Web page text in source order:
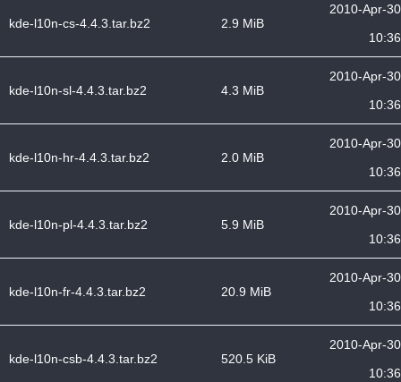
kde-l10n-cs-4.4.3.tar.bz2 2.9 MiB
2010-Apr-30
10:36
kde-l10n-sl-4.4.3.tar.bz2 4.3 MiB
2010-Apr-30
10:36
kde-l10n-hr-4.4.3.tar.bz2 2.0 MiB
2010-Apr-30
10:36
kde-l10n-pl-4.4.3.tar.bz2 5.9 MiB
2010-Apr-30
10:36
kde-l10n-fr-4.4.3.tar.bz2 20.9 MiB
2010-Apr-30
10:36
kde-l10n-csb-4.4.3.tar.bz2 520.5 KiB
2010-Apr-30
10:36